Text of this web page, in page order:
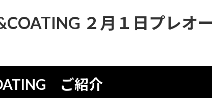
２月１日プレオ
ご紹介